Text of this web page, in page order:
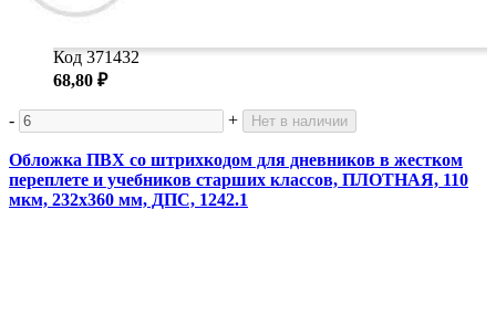
Код 371432
68,80 ₽
- + Нет в наличии
Обложка ПВХ со штрихкодом для дневников в жестком
переплете и учебников старших классов, ПЛОТНАЯ, 110
мкм, 232х360 мм, ДПС, 1242.1